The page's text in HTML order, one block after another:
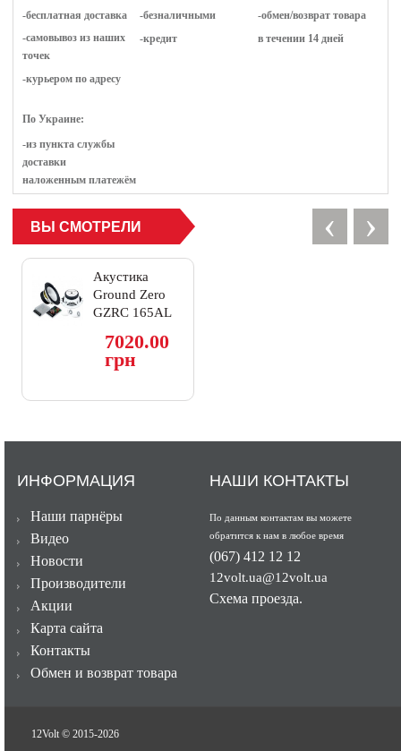
-бесплатная доставка
-самовывоз из наших
точек
-курьером по адресу
По Украине:
-из пункта службы
доставки
наложенным платежём
-безналичными
-кредит
-обмен/возврат товара
в течении 14 дней
ВЫ СМОТРЕЛИ ‹ ›
Акустика
Ground Zero
GZRC 165AL
7020.00
грн
ИНФОРМАЦИЯ
Наши парнёры
Видео
Новости
Производители
Акции
Карта сайта
Контакты
Обмен и возврат товара
НАШИ КОНТАКТЫ
По данным контактам вы можете
обратится к нам в любое время
(067) 412 12 12
12volt.ua@12volt.ua
Схема проезда.
12Volt © 2015-2026